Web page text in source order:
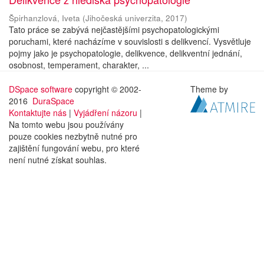
Špirhanzlová, Iveta (Jihočeská univerzita, 2017)
Tato práce se zabývá nejčastějšími psychopatologickými
poruchami, které nacházíme v souvislosti s delikvencí. Vysvětluje
pojmy jako je psychopatologie, delikvence, delikventní jednání,
osobnost, temperament, charakter, ...
DSpace software copyright © 2002-
2016 DuraSpace
Kontaktujte nás | Vyjádření názoru |
Na tomto webu jsou používány
pouze cookies nezbytně nutné pro
zajištění fungování webu, pro které
není nutné získat souhlas.
Theme by